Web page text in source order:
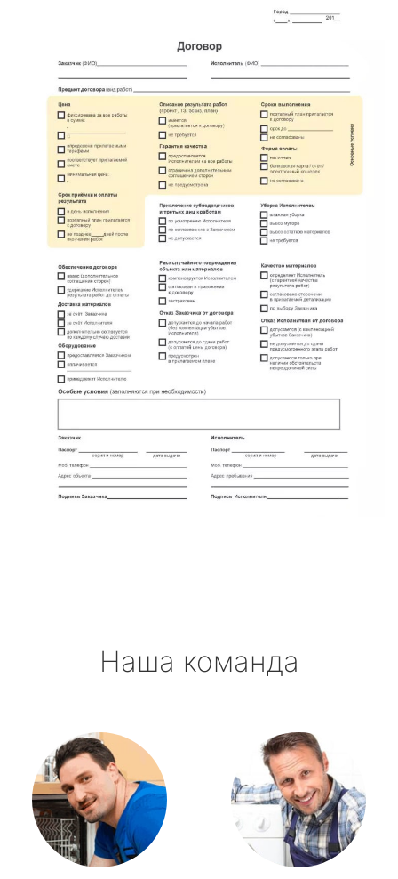
Наша команда